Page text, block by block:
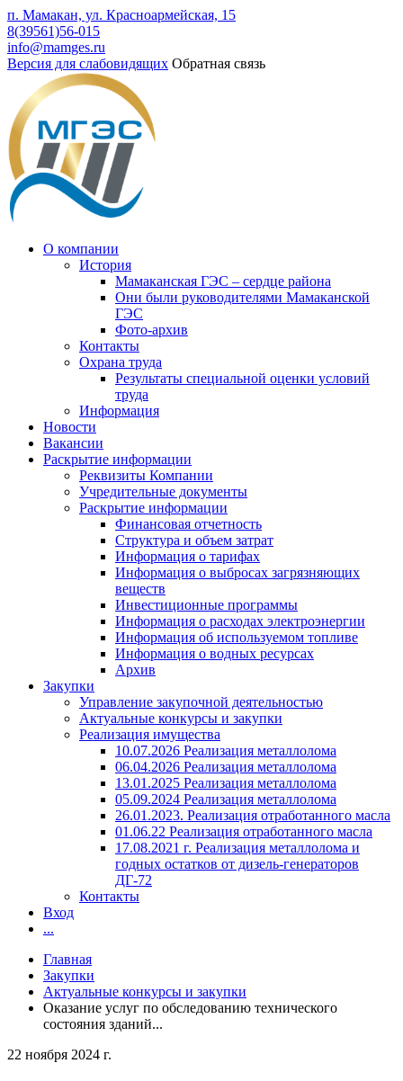
п. Мамакан, ул. Красноармейская, 15
8(39561)56-015
info@mamges.ru
Версия для слабовидящих Обратная связь
О компании
История
Мамаканская ГЭС – сердце района
Они были руководителями Мамаканской
ГЭС
Фото-архив
Контакты
Охрана труда
Результаты специальной оценки условий
труда
Информация
Новости
Вакансии
Раскрытие информации
Реквизиты Компании
Учредительные документы
Раскрытие информации
Финансовая отчетность
Структура и объем затрат
Информация о тарифах
Информация о выбросах загрязняющих
веществ
Инвестиционные программы
Информация о расходах электроэнергии
Информация об используемом топливе
Информация о водных ресурсах
Архив
Закупки
Управление закупочной деятельностью
Актуальные конкурсы и закупки
Реализация имущества
10.07.2026 Реализация металлолома
06.04.2026 Реализация металлолома
13.01.2025 Реализация металлолома
05.09.2024 Реализация металлолома
26.01.2023. Реализация отработанного масла
01.06.22 Реализация отработанного масла
17.08.2021 г. Реализация металлолома и
годных остатков от дизель-генераторов
ДГ-72
Контакты
Вход
...
Главная
Закупки
Актуальные конкурсы и закупки
Оказание услуг по обследованию технического
состояния зданий...
22 ноября 2024 г.